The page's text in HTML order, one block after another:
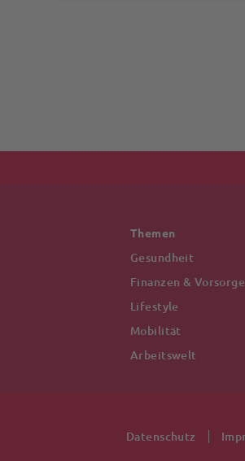
Themen
Gesundheit
Finanzen & Vorsorge
Lifestyle
Mobilität
Arbeitswelt
Datenschutz